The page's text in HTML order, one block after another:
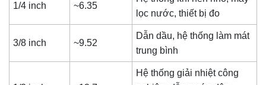
1/4 inch ~6.35
lọc nước, thiết bị đo
3/8 inch ~9.52
Dẫn dầu, hệ thống làm mát
trung bình
Hệ thống giải nhiệt công